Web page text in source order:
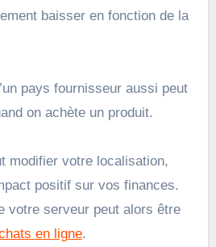
baisser en fonction de la
pays fournisseur aussi peut
on achète un produit.
modifier votre localisation,
positif sur vos finances.
votre serveur peut alors être
en ligne.